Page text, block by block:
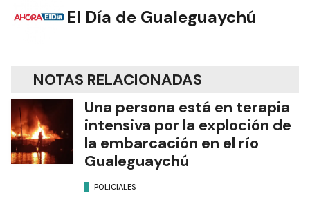
El Día de Gualeguaychú
NOTAS RELACIONADAS
Una persona está en terapia
intensiva por la exploción de
la embarcación en el río
Gualeguaychú
POLICIALES